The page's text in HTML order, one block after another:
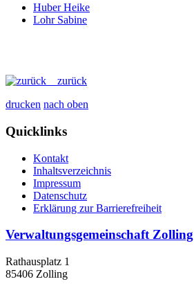
Huber Heike
Lohr Sabine
zurück
drucken nach oben
Quicklinks
Kontakt
Inhaltsverzeichnis
Impressum
Datenschutz
Erklärung zur Barrierefreiheit
Verwaltungsgemeinschaft Zolling
Rathausplatz 1
85406 Zolling